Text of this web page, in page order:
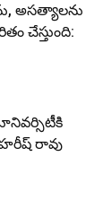
అసత్యాలను
చేస్తుంది:
రావు